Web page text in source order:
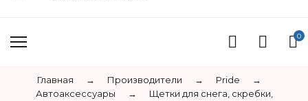
0
Главная → Производители → Pride
→
Автоаксессуары
→
Щетки для снега, скребки,